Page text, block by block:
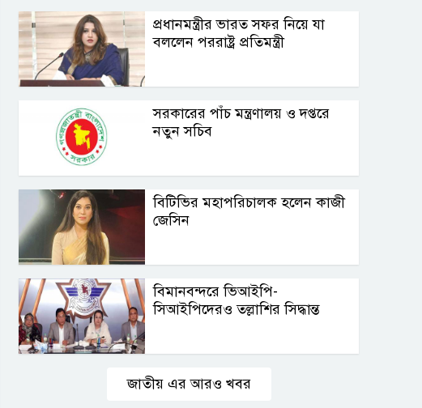
প্রধানমন্ত্রীর ভারত সফর নিয়ে যা
বললেন পররাষ্ট্র প্রতিমন্ত্রী
সরকারের পাঁচ মন্ত্রণালয় ও দপ্তরে
নতুন সচিব
বিটিভির মহাপরিচালক হলেন কাজী
জেসিন
বিমানবন্দরে ভিআইপি-
সিআইপিদেরও তল্লাশির সিদ্ধান্ত
জাতীয় এর আরও খবর